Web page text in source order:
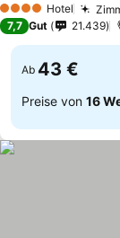
4 Sterne Hotel
7,7 Gut 21.439
Ab 43 €
Preise von 16